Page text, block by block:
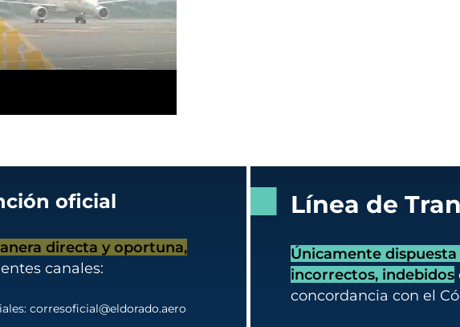
oficial
directa y oportuna,
canales:
corresoficial@eldorado.aero
Línea de
Únicamente
incorrectos, indebidos
concordancia con el